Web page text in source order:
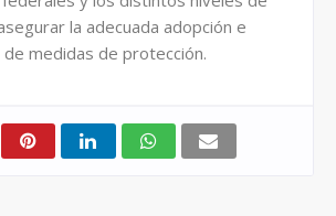
la adecuada adopción e
medidas de protección.